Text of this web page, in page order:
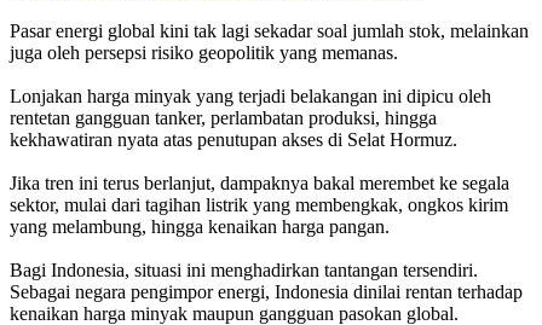
Pasar energi global kini tak lagi sekadar soal jumlah stok, melainkan
juga oleh persepsi risiko geopolitik yang memanas.
Lonjakan harga minyak yang terjadi belakangan ini dipicu oleh
rentetan gangguan tanker, perlambatan produksi, hingga
kekhawatiran nyata atas penutupan akses di Selat Hormuz.
Jika tren ini terus berlanjut, dampaknya bakal merembet ke segala
sektor, mulai dari tagihan listrik yang membengkak, ongkos kirim
yang melambung, hingga kenaikan harga pangan.
Bagi Indonesia, situasi ini menghadirkan tantangan tersendiri.
Sebagai negara pengimpor energi, Indonesia dinilai rentan terhadap
kenaikan harga minyak maupun gangguan pasokan global.